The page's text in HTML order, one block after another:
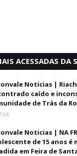
ACESSADAS DA
Noticias |
caído e
de Trás da
Noticias | NA
de 15 anos é
em Feira de